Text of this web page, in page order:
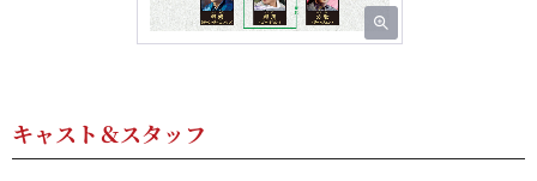
キャスト＆スタッフ